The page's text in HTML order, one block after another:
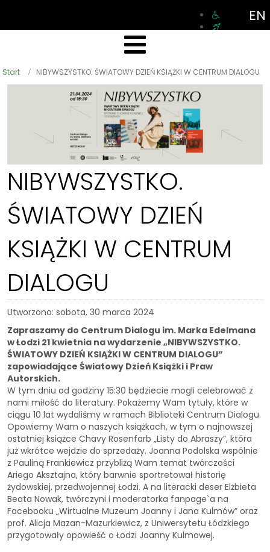
EN
Start NIBYWSZYSTKO. ŚWIATOWY DZIEŃ KSIĄŻKI W CENTRUM DIALOGU
NIBYWSZYSTKO.
ŚWIATOWY DZIEŃ
KSIĄŻKI W CENTRUM
DIALOGU
Utworzono: sobota, 30 marca 2024
Zapraszamy do Centrum Dialogu im. Marka Edelmana
w Łodzi 21 kwietnia na wydarzenie „NIBYWSZYSTKO.
ŚWIATOWY DZIEŃ KSIĄŻKI W CENTRUM DIALOGU”
zapowiadające Światowy Dzień Książki i Praw
Autorskich.
W tym dniu od godziny 15:30 będziecie mogli celebrować z
nami miłość do literatury. Pokażemy Wam tytuły, które w
ciągu 10 lat wydaliśmy w ramach Biblioteki Centrum Dialogu.
Opowiemy Wam o naszych książkach, w tym o najnowszej
ostatniej książce Chavy Rosenfarb „Listy do Abraszy”, która
już wkrótce wejdzie do sprzedaży. Joanna Podolska wspólnie
z Pauliną Frankiewicz przybliżą Wam temat twórczości
Ariego Aksztajna, który barwnie sportretował historię
żydowskiej, przedwojennej Łodzi. A na literacki deser Elżbieta
Beata Nowak, twórczyni i moderatorka fanpage`a na
Facebooku „Wirtualne Muzeum Joanny i Jana Kulmów” oraz
prof. Alicja Mazan-Mazurkiewicz, z Uniwersytetu Łódzkiego
przygotowały opowieść o Łodzi Joanny Kulmowej.